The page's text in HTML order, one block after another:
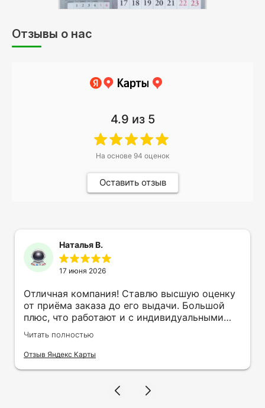
Отзывы о нас
4.9 из 5
На основе 94 оценок
Оставить отзыв
Наталья В.
17 июня 2026
Отличная компания! Ставлю высшую оценку
от приёма заказа до его выдачи. Большой
плюс, что работают и с индивидуальными
заказами. Нелбходимо было нанести принт
на кружку в подарок. Заказ был исполнен
оперативно и ооочень красиво, даже не
терпеливость, отвечала на все мои вопросы.
Читать полностью
Отзыв Яндекс Карты